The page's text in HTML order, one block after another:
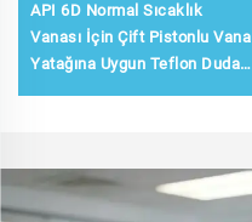
API 6D Normal Sıcaklık
Vanası İçin Çift Pistonlu Vana
Yatağına Uygun Teflon Dudak